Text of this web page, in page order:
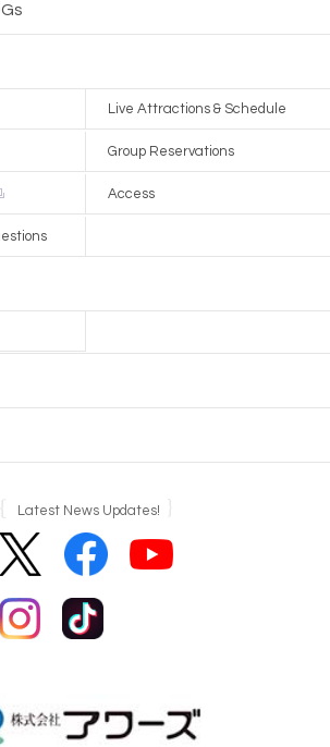
Live Attractions & Schedule
Group Reservations
Access
Latest News Updates!